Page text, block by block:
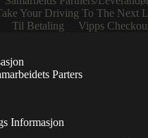
Your Driving To The Next
Til Betaling
Vipps
Parters
Informasjon